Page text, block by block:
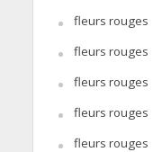
fleurs rouges
fleurs rouges
fleurs rouges
fleurs rouges
fleurs rouges